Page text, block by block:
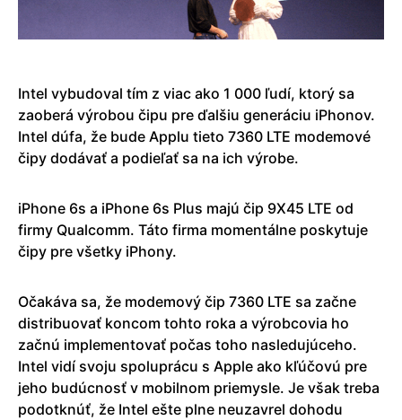
Intel vybudoval tím z viac ako 1 000 ľudí, ktorý sa
zaoberá výrobou čipu pre ďalšiu generáciu iPhonov.
Intel dúfa, že bude Applu tieto 7360 LTE modemové
čipy dodávať a podieľať sa na ich výrobe.
iPhone 6s a iPhone 6s Plus majú čip 9X45 LTE od
firmy Qualcomm. Táto firma momentálne poskytuje
čipy pre všetky iPhony.
Očakáva sa, že modemový čip 7360 LTE sa začne
distribuovať koncom tohto roka a výrobcovia ho
začnú implementovať počas toho nasledujúceho.
Intel vidí svoju spoluprácu s Apple ako kľúčovú pre
jeho budúcnosť v mobilnom priemysle. Je však treba
podotknúť, že Intel ešte plne neuzavrel dohodu